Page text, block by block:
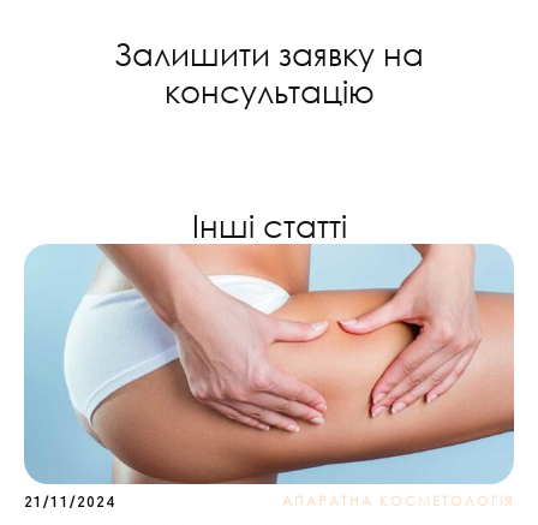
Залишити заявку на
консультацію
Інші статті
21/11/2024 АПАРАТНА КОСМЕТОЛОГІЯ